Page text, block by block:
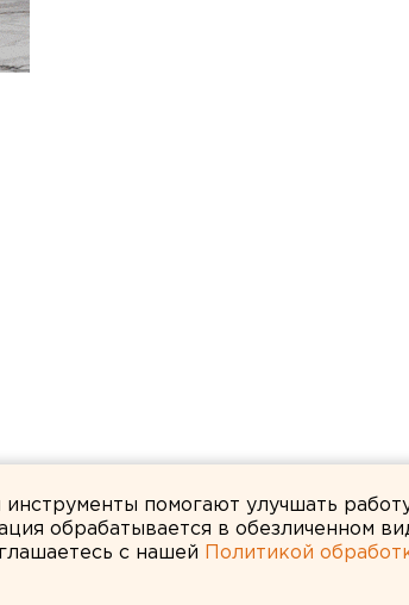
помогают улучшать
обрабатывается в обезличенном
с нашей
Политикой